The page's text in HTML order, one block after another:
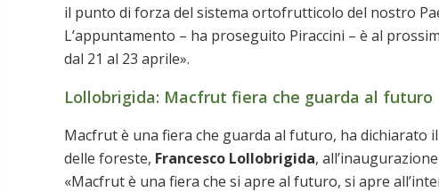
il punto di forza del sistema ortofrutticolo del nostro
L’appuntamento – ha proseguito Piraccini – è al
dal 21 al 23 aprile».
Lollobrigida: Macfrut fiera che guarda al futuro
Macfrut è una fiera che guarda al futuro, ha dichiarato
delle foreste, Francesco Lollobrigida,
«Macfrut è una fiera che si apre al futuro, si apre